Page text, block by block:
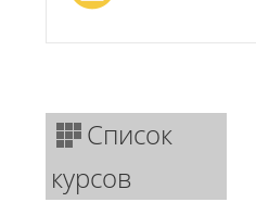
Список
курсов